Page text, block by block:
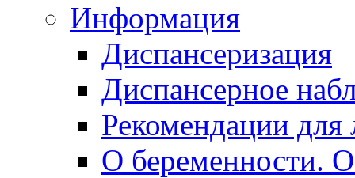
Информация
Диспансеризация
Диспансерное
Рекомендации для
О беременности.